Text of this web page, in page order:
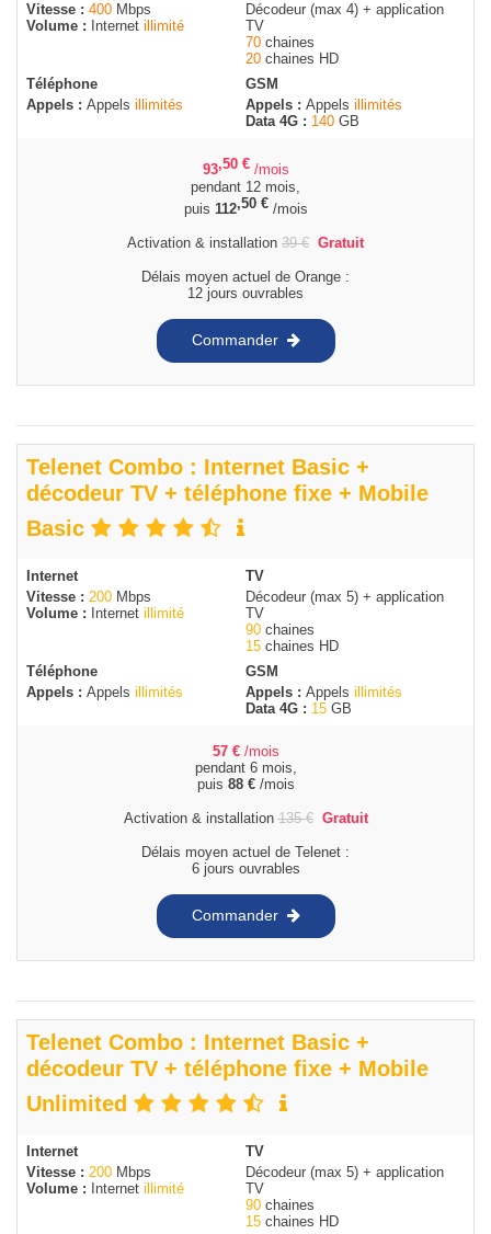
Vitesse : 400 Mbps
Volume :
Internet illimité
Décodeur (max 4) + application
TV
70 chaines
20 chaines HD
Téléphone
Appels : Appels illimités
GSM
Appels : Appels illimités
Data 4G : 140 GB
93,50 € /mois
pendant 12 mois,
puis 112,50 €/mois
Activation & installation 39€ Gratuit
Délais moyen actuel de Orange :
12 jours ouvrables
Commander
Telenet Combo : Internet Basic +
décodeur TV + téléphone fixe + Mobile
Basic
Internet
Vitesse : 200 Mbps
Volume :
Internet illimité
TV
Décodeur (max 5) + application
TV
90 chaines
15 chaines HD
Téléphone
Appels : Appels illimités
GSM
Appels : Appels illimités
Data 4G : 15 GB
57 € /mois
pendant 6 mois,
puis 88 €/mois
Activation & installation135€ Gratuit
Délais moyen actuel de Telenet :
6 jours ouvrables
Commander
Telenet Combo : Internet Basic +
décodeur TV + téléphone fixe + Mobile
Unlimited
Internet
Vitesse : 200 Mbps
Volume :
Internet illimité
TV
Décodeur (max 5) + application
TV
90 chaines
15 chaines HD